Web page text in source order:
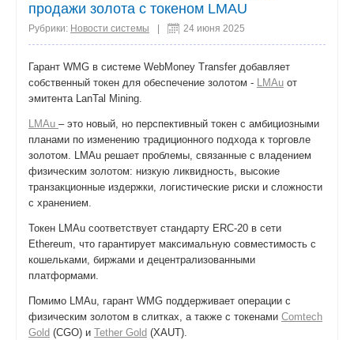
продажи золота с токеном LMAU
Рубрики: Новости системы 24 июня 2025
Гарант WMG в системе WebMoney Transfer добавляет
собственный токен для обеспечение золотом - LMAu от
эмитента LanTal Mining.
LMAu – это новый, но перспективный токен с амбициозными
планами по изменению традиционного подхода к торговле
золотом. LMAu решает проблемы, связанные с владением
физическим золотом: низкую ликвидность, высокие
транзакционные издержки, логистические риски и сложности
с хранением.
Токен LMAu соответствует стандарту ERC-20 в сети
Ethereum, что гарантирует максимальную совместимость с
кошельками, биржами и децентрализованными
платформами.
Помимо LMAu, гарант WMG поддерживает операции с
физическим золотом в слитках, а также с токенами Comtech
Gold (CGO) и Tether Gold (XAUT).